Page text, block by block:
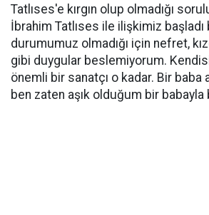
Tatlıses'e kırgın olup olmadığı
İbrahim Tatlıses ile ilişkimiz
durumumuz olmadığı için nefret,
gibi duygular beslemiyorum.
önemli bir sanatçı o kadar. Bir baba
ben zaten aşık olduğum bir